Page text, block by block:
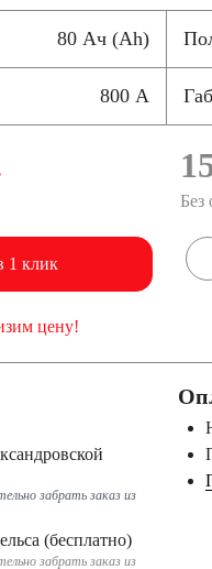
80 Ач (Ah)
800 А
Без
1 клик
цену!
забрать заказ из
(бесплатно)
забрать заказ из